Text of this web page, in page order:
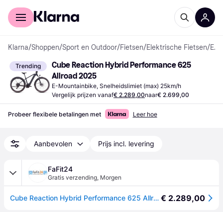
Voor shoppers
Klarna/Shoppen/Sport en Outdoor/Fietsen/Elektrische Fietsen/ E-Mountainbikes
Trending
Cube Reaction Hybrid Performance 625
Allroad 2025
E-Mountainbike, Snelheidslimiet (max) 25km/h
Vergelijk prijzen vanaf€ 2.289,00naar€ 2.699,00
Probeer flexibele betalingen met Leer hoe
Aanbevolen Prijs incl. levering
FaFit24
Gratis verzending, Morgen
Cube Reaction Hybrid Performance 625 Allroad 2025 € 2.289,00